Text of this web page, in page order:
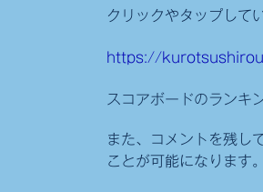
ウ
ロ
ェ
ク
ト
クリックやタップして
https://
スコアボードのランキ
また、コメントを残し
ことが可能になります。